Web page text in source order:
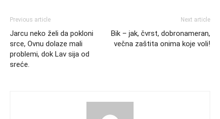
Previous article
Jarcu neko želi da pokloni
srce, Ovnu dolaze mali
problemi, dok Lav sija od
sreće.
Next article
Bik – jak, čvrst, dobronameran,
večna zaštita onima koje voli!